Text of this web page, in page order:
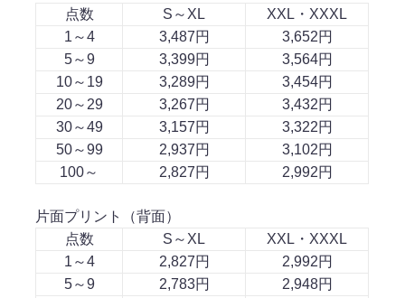
点数
S～XL
XXL・XXXL
1～4
3,487円
3,652円
5～9
3,399円
3,564円
10～19
3,289円
3,454円
20～29
3,267円
3,432円
30～49
3,157円
3,322円
50～99
2,937円
3,102円
100～
2,827円 2,992円
片面プリント（背面）
点数
S～XL
XXL・XXXL
1～4
2,827円
2,992円
5～9
2,783円
2,948円